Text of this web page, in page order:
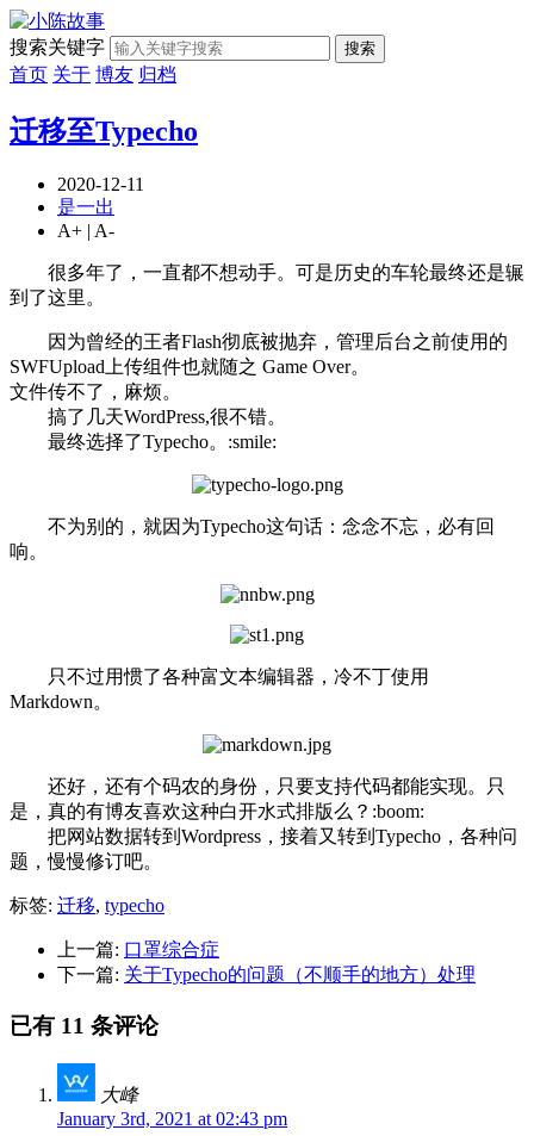
搜索关键字 搜索
首页 关于 博友 归档
迁移至Typecho
2020-12-11
是一出
A+ | A-
很多年了，一直都不想动手。可是历史的车轮最终还是辗
到了这里。
因为曾经的王者Flash彻底被抛弃，管理后台之前使用的
SWFUpload上传组件也就随之 Game Over。
文件传不了，麻烦。
搞了几天WordPress,很不错。
最终选择了Typecho。:smile:
不为别的，就因为Typecho这句话：念念不忘，必有回
响。
只不过用惯了各种富文本编辑器，冷不丁使用
Markdown。
还好，还有个码农的身份，只要支持代码都能实现。只
是，真的有博友喜欢这种白开水式排版么？:boom:
把网站数据转到Wordpress，接着又转到Typecho，各种问
题，慢慢修订吧。
标签: 迁移, typecho
上一篇: 口罩综合症
下一篇: 关于Typecho的问题（不顺手的地方）处理
已有 11 条评论
大峰
January 3rd, 2021 at 02:43 pm